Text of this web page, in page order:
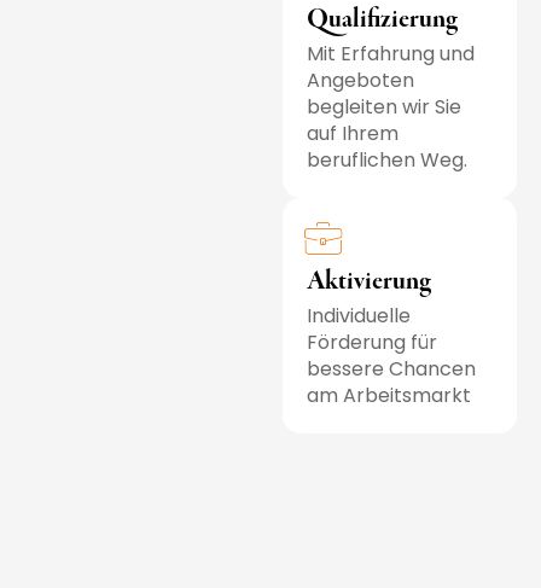
Qualifizierung
Mit Erfahrung und
Angeboten
begleiten wir Sie
auf Ihrem
beruflichen Weg.
Aktivierung
Individuelle
Förderung für
bessere Chancen
am Arbeitsmarkt